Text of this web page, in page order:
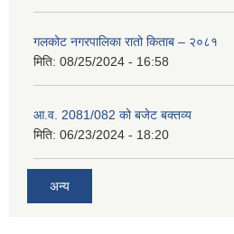
गलकोट नगरपालिका रातो किताब – २०८१
मिति: 08/25/2024 - 16:58
आ.व. 2081/082 को बजेट बक्तव्य
मिति: 06/23/2024 - 18:20
अन्य